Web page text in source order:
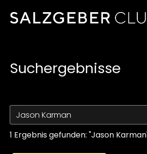
Zugänglichkeitslinks
Suchergebnisse
1 Ergebnis gefunden: "Jason